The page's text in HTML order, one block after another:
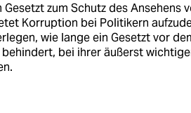
Gesetzt zum Schutz des Ansehens
Korruption bei Politikern
wie lange ein Gesetzt vor
bei ihrer äußerst